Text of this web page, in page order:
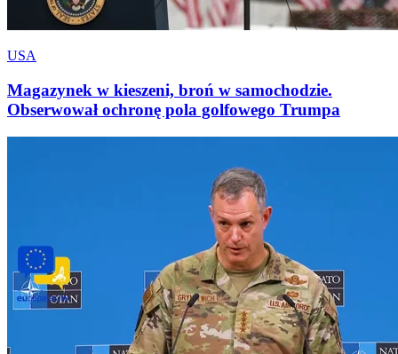
USA
Magazynek w kieszeni, broń w samochodzie.
Obserwował ochronę pola golfowego Trumpa